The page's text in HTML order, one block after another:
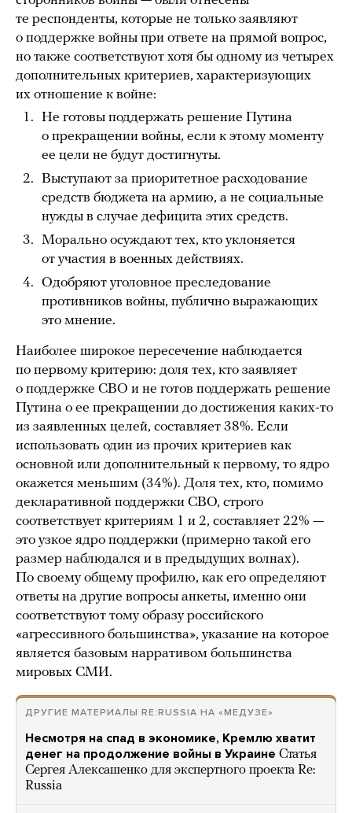
те респонденты, которые не только заявляют
о поддержке войны при ответе на прямой вопрос,
но также соответствуют хотя бы одному из четырех
дополнительных критериев, характеризующих
их отношение к войне:
Не готовы поддержать решение Путина
о прекращении войны, если к этому моменту
ее цели не будут достигнуты.
Выступают за приоритетное расходование
средств бюджета на армию, а не социальные
нужды в случае дефицита этих средств.
Морально осуждают тех, кто уклоняется
от участия в военных действиях.
Одобряют уголовное преследование
противников войны, публично выражающих
это мнение.
Наиболее широкое пересечение наблюдается
по первому критерию: доля тех, кто заявляет
о поддержке СВО и не готов поддержать решение
Путина о ее прекращении до достижения каких-то
из заявленных целей, составляет 38%. Если
использовать один из прочих критериев как
основной или дополнительный к первому, то ядро
окажется меньшим (34%). Доля тех, кто, помимо
декларативной поддержки СВО, строго
соответствует критериям 1 и 2, составляет 22% —
это узкое ядро поддержки (примерно такой его
размер наблюдался и в предыдущих волнах).
По своему общему профилю, как его определяют
ответы на другие вопросы анкеты, именно они
соответствуют тому образу российского
«агрессивного большинства», указание на которое
является базовым нарративом большинства
мировых СМИ.
ДРУГИЕ МАТЕРИАЛЫ RE:RUSSIA НА «МЕДУЗЕ»
Несмотря на спад в экономике, Кремлю хватит
денег на продолжение войны в Украине Статья
Сергея Алексашенко для экспертного проекта Re:
Russia